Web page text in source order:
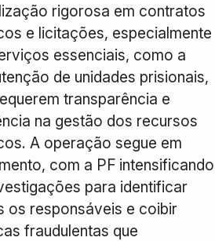
rigorosa em contratos
e licitações, especialmente
essenciais, como a
de unidades prisionais,
transparência e
na gestão dos recursos
A operação segue em
com a PF intensificando
para identificar
os responsáveis e coibir
fraudulentas que